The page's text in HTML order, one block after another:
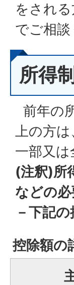
をされ
でご相談
所得
前年の
上の方
一部又
(注釈)所
などの
－下記
控除額の